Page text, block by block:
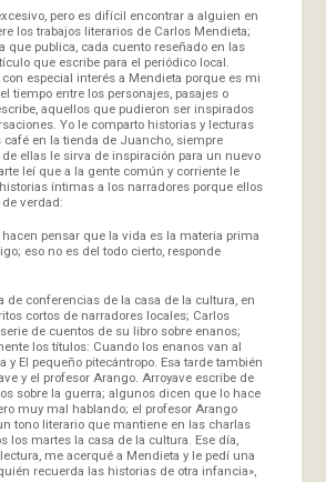
pero es difícil encontrar a alguien en
los trabajos literarios de Carlos Mendieta;
que publica, cada cuento reseñado en las
que escribe para el periódico local.
con especial interés a Mendieta porque es mi
tiempo entre los personajes, pasajes o
aquellos que pudieron ser inspirados
Yo le comparto historias y lecturas
en la tienda de Juancho, siempre
ellas le sirva de inspiración para un nuevo
leí que a la gente común y corriente le
íntimas a los narradores porque ellos
verdad:
pensar que la vida es la materia prima
eso no es del todo cierto, responde
de conferencias de la casa de la cultura, en
cortos de narradores locales; Carlos
de cuentos de su libro sobre enanos;
los títulos: Cuando los enanos van al
y El pequeño pitecántropo. Esa tarde también
y el profesor Arango. Arroyave escribe de
sobre la guerra; algunos dicen que lo hace
muy mal hablando; el profesor Arango
tono literario que mantiene en las charlas
los martes la casa de la cultura. Ese día,
me acerqué a Mendieta y le pedí una
recuerda las historias de otra infancia»,